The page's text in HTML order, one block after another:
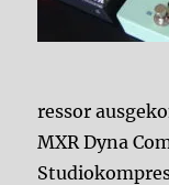
ressor
MXR Dyna